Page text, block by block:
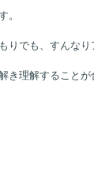
。
りでも、すんな
理解することが